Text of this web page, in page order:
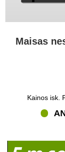
Maisas
Kainos isk.